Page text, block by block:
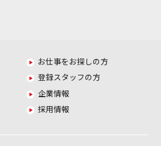
お仕事をお探しの方
登録スタッフの方
企業情報
採用情報